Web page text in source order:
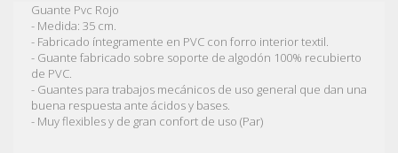
Guante Pvc Rojo
- Medida: 35 cm.
- Fabricado íntegramente en PVC con forro interior textil.
- Guante fabricado sobre soporte de algodón 100% recubierto
de PVC.
- Guantes para trabajos mecánicos de uso general que dan una
buena respuesta ante ácidos y bases.
- Muy flexibles y de gran confort de uso (Par)